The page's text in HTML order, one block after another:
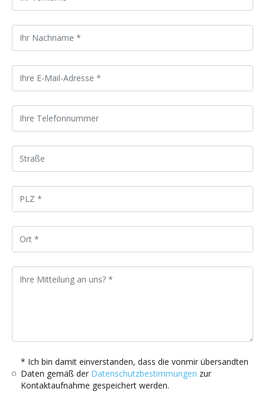
* Ich bin damit einverstanden, dass die vonmir übersandten
Daten gemäß der Datenschutzbestimmungen zur
Kontaktaufnahme gespeichert werden.